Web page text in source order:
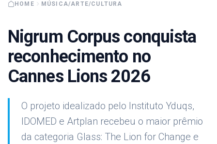
HOME MÚSICA/ARTE/CULTURA
Nigrum Corpus conquista
reconhecimento no
Cannes Lions 2026
O projeto idealizado pelo Instituto Yduqs,
IDOMED e Artplan recebeu o maior prêmio
da categoria Glass: The Lion for Change e